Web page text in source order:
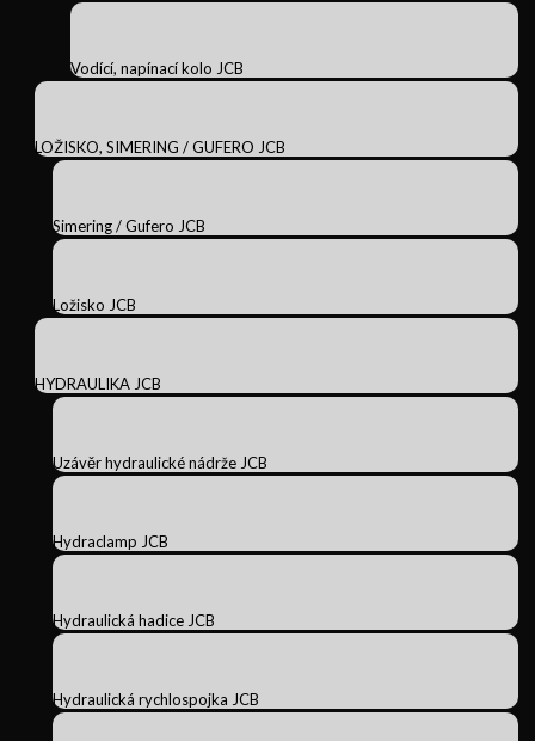
Vodící, napínací kolo JCB
LOŽISKO, SIMERING / GUFERO JCB
Simering / Gufero JCB
Ložisko JCB
HYDRAULIKA JCB
Uzávěr hydraulické nádrže JCB
Hydraclamp JCB
Hydraulická hadice JCB
Hydraulická rychlospojka JCB